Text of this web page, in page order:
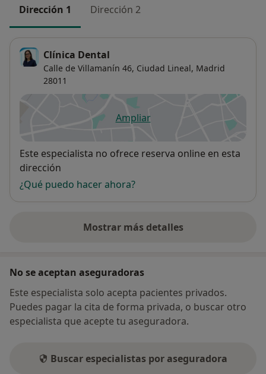
Dirección 1 Dirección 2
Clínica Dental
Calle de Villamanín 46, Ciudad Lineal, Madrid
28011
Ampliarse abre en una nueva
Disponibilidad
Este especialista no ofrece reserva online en esta
dirección
¿Qué puedo hacer ahora?
Mostrar más detalles
sobre la dirección
No se aceptan aseguradoras
Este especialista solo acepta pacientes privados.
Puedes pagar la cita de forma privada, o buscar otro
especialista que acepte tu aseguradora.
Buscar especialistas por aseguradora